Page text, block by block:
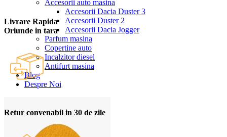
Accesorii auto masina
Accesorii Dacia Duster 3
Accesorii Duster 2
Accesorii Dacia Jogger
Parfum masina
Copertine auto
Incalzitor diesel
Antifurt masina
Blog
Despre Noi
Livrare Rapida
Oriunde in tara
Retur convenabil in 30 de zile